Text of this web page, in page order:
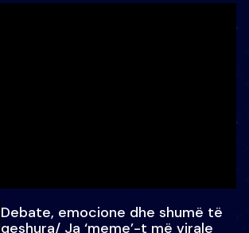
Debate, emocione dhe shumë të
qeshura/ Ja ‘meme’-t më virale